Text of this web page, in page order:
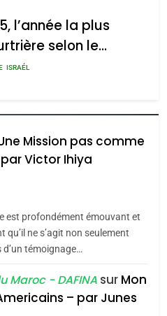
l’année la plus
selon le
d’ADL contre
ISRAÉL
DIGNE ET RÉSILIENTE :
JE REVENDIQUE
par Thérèse
Dvir
JUDAISME
NOUS MANQUE –
Hadida
: Les amandes de
Mission pas comme
Victor Ihiya
est profondément émouvant et
qu’il ne s’agit non seulement
d’un témoignage…
Maroc - DAFINA sur Mon
– par Junes